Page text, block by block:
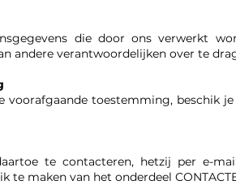
die door ons verwerkt
andere verantwoordelijken over te
voorafgaande toestemming, beschik
te contacteren, hetzij per e-
maken van het onderdeel